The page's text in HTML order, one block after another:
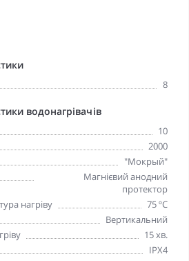
8
водонагрівачів
10
2000
"Мокрый"
Магнієвий анодний
протектор
нагріву
75 ºC
Вертикальний
15 хв.
IPX4